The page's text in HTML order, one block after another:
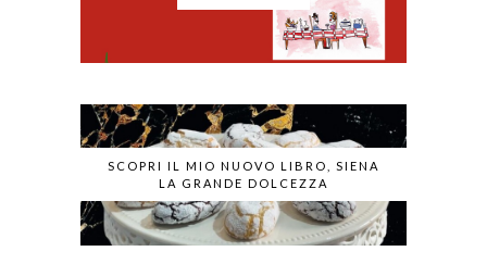
SCOPRI IL MIO NUOVO LIBRO, SIENA
LA GRANDE DOLCEZZA